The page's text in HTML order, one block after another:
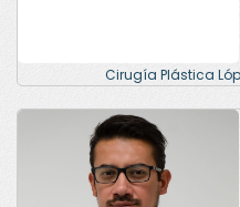
Cirugía Plástica